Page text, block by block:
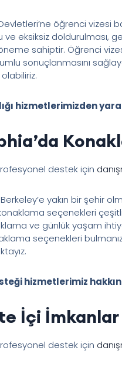
öğrenci vizesi
ve eksiksiz doldurulması,
sahiptir. Öğrenci
sonuçlanmasını
hizmetlerimizden
destek için
yakın bir şehir
seçenekleri
ve günlük yaşam
seçenekleri
hizmetlerimiz
İçi İmkanlar
destek için